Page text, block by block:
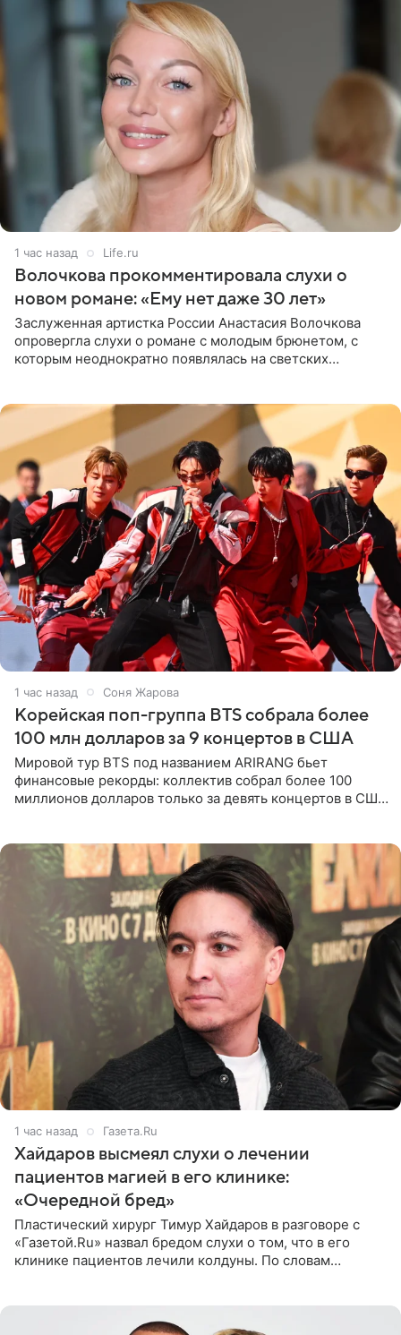
1 час назад Life.ru
Волочкова прокомментировала слухи о
новом романе: «Ему нет даже 30 лет»
Заслуженная артистка России Анастасия Волочкова
опровергла слухи о романе с молодым брюнетом, с
которым неоднократно появлялась на светских
1 час назад Соня Жарова
Корейская поп-группа BTS собрала более
100 млн долларов за 9 концертов в США
Мировой тур BTS под названием ARIRANG бьет
финансовые рекорды: коллектив собрал более 100
миллионов долларов только за девять концертов в США.
1 час назад Газета.Ru
Хайдаров высмеял слухи о лечении
пациентов магией в его клинике:
«Очередной бред»
Пластический хирург Тимур Хайдаров в разговоре с
«Газетой.Ru» назвал бредом слухи о том, что в его
клинике пациентов лечили колдуны. По словам